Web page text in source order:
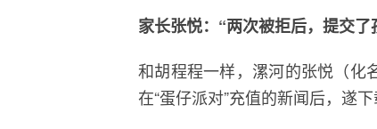
家长张悦：“两次被拒后，提交
和胡程程一样，漯河的张悦（化
在“蛋仔派对”充值的新闻后，遂